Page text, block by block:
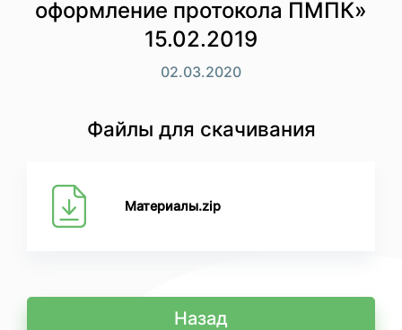
оформление протокола ПМПК»
15.02.2019
02.03.2020
Файлы для скачивания
Материалы.zip
Назад